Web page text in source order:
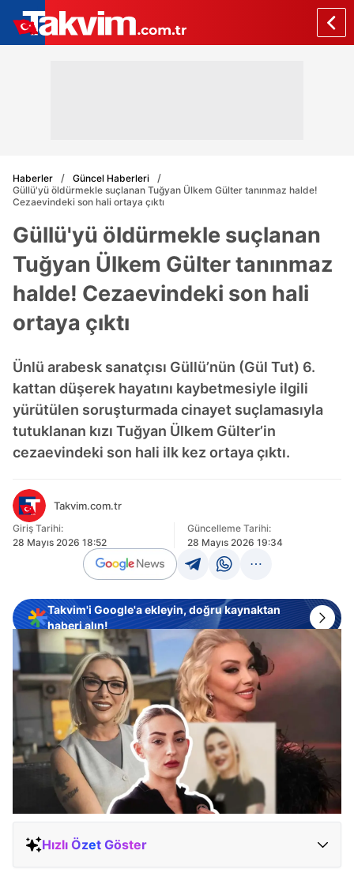
Haberler
Güncel Haberleri
Güllü'yü öldürmekle suçlanan Tuğyan Ülkem Gülter tanınmaz halde!
Cezaevindeki son hali ortaya çıktı
Güllü'yü öldürmekle suçlanan
Tuğyan Ülkem Gülter tanınmaz
halde! Cezaevindeki son hali
ortaya çıktı
Ünlü arabesk sanatçısı Güllü’nün (Gül Tut) 6.
kattan düşerek hayatını kaybetmesiyle ilgili
yürütülen soruşturmada cinayet suçlamasıyla
tutuklanan kızı Tuğyan Ülkem Gülter’in
cezaevindeki son hali ilk kez ortaya çıktı.
Takvim.com.tr
Giriş Tarihi:
28 Mayıs 2026 18:52
Güncelleme Tarihi:
28 Mayıs 2026 19:34
Takvim'i Google'a ekleyin, doğru kaynaktan
haberi alın!
Hızlı Özet Göster